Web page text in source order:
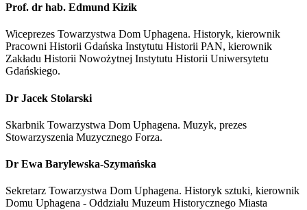
Prof. dr hab. Edmund Kizik
Wiceprezes Towarzystwa Dom Uphagena. Historyk, kierownik
Pracowni Historii Gdańska Instytutu Historii PAN, kierownik
Zakładu Historii Nowożytnej Instytutu Historii Uniwersytetu
Gdańskiego.
Dr Jacek Stolarski
Skarbnik Towarzystwa Dom Uphagena. Muzyk, prezes
Stowarzyszenia Muzycznego Forza.
Dr Ewa Barylewska-Szymańska
Sekretarz Towarzystwa Dom Uphagena. Historyk sztuki, kierownik
Domu Uphagena - Oddziału Muzeum Historycznego Miasta